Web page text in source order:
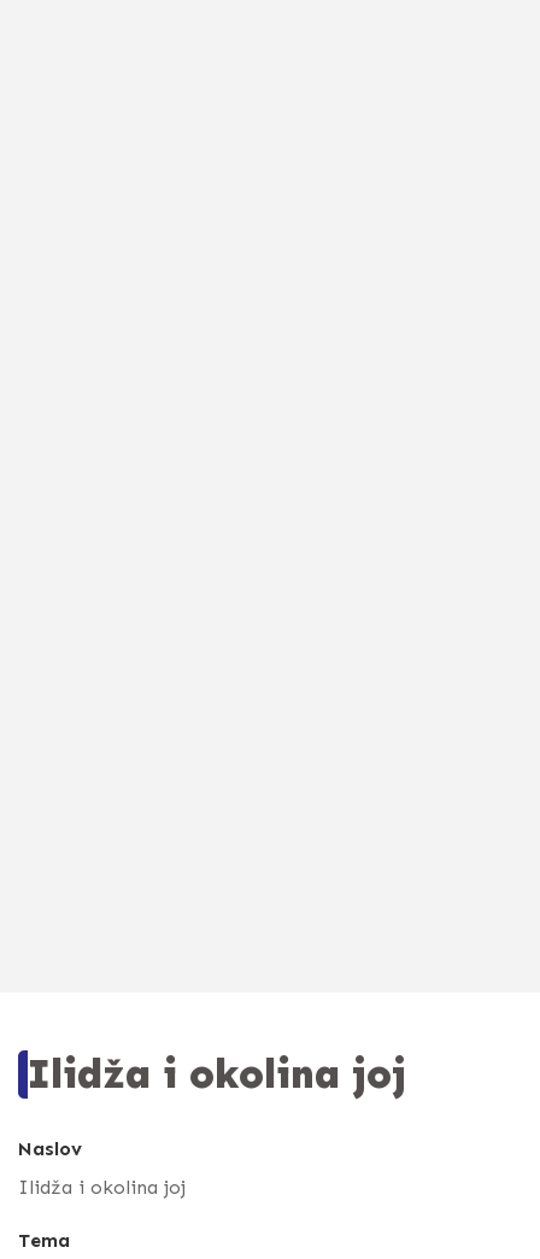
Ilidža i okolina joj
Naslov
Ilidža i okolina joj
Tema